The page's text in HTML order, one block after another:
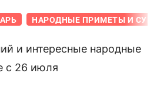
НАРОДНЫЕ ПРИМЕТЫ И
и интересные народные
с 26 июля